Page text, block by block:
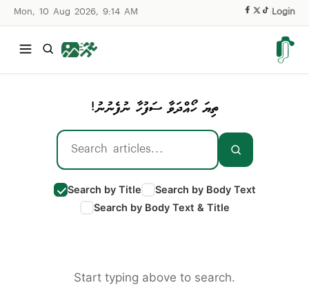
Mon, 10 Aug 2026, 9:14 AM Login
ތިޔަ ހޯއްދަވާ ސަފުހާ ނުފެނުނު!
Search by Title
Search by Body Text
Search by Body Text & Title
Start typing above to search.